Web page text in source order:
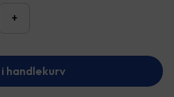
+
handlekurv